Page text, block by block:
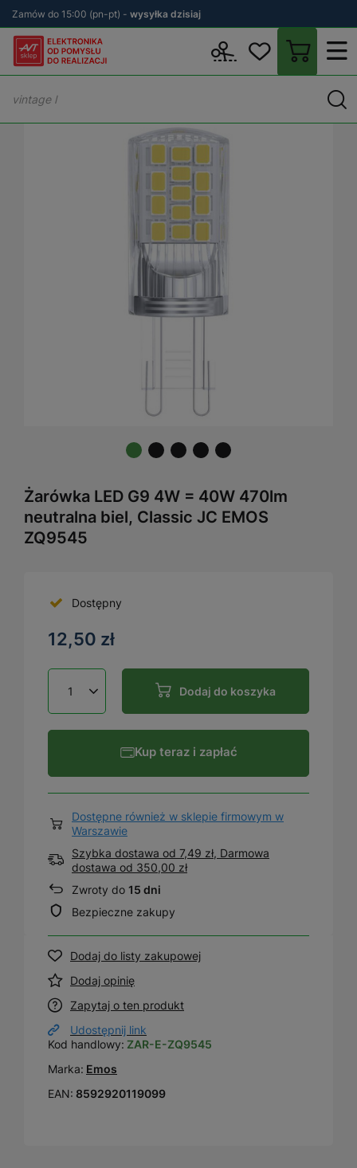
Zamów do 15:00 (pn-pt) - wysyłka dzisiaj
Żarówki G9
Żarówka LED G9 4W = 40W 470lm
neutralna biel, Classic JC EMOS
ZQ9545
Dostępny
12,50 zł
Dodaj do koszyka
Kup teraz i zapłać
Dostępne również w sklepie firmowym w
Warszawie
Szybka dostawa od 7,49 zł, Darmowa
dostawa od 350,00 zł
Zwroty do 15 dni
Bezpieczne zakupy
Dodaj do listy zakupowej
Dodaj opinię
Zapytaj o ten produkt
Udostępnij link
Kod handlowy: ZAR-E-ZQ9545
Marka: Emos
EAN: 8592920119099